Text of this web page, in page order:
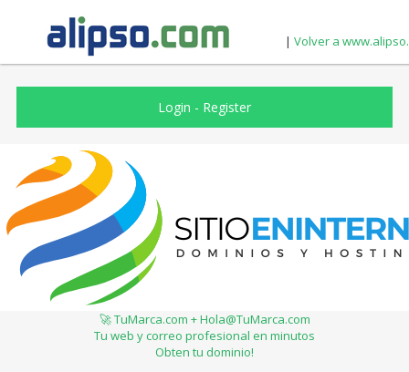
| Volver a
Login - Register
🚀 TuMarca.com + Hola@TuMarca.com
Tu web y correo profesional en minutos
Obten tu dominio!